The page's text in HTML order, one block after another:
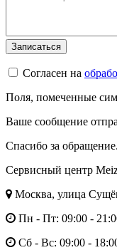
Согласен на
Поля, помеченные
Ваше сообщение
Спасибо за обращение.
Сервисный центр
Москва, улица
Пн - Пт: 09:00 -
Сб - Вс: 09:00 -